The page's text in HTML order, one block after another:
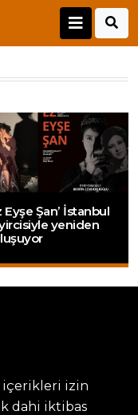
Eyşe Şan’ İstanbul
yeniden
içerikleri izin
dahi iktibas